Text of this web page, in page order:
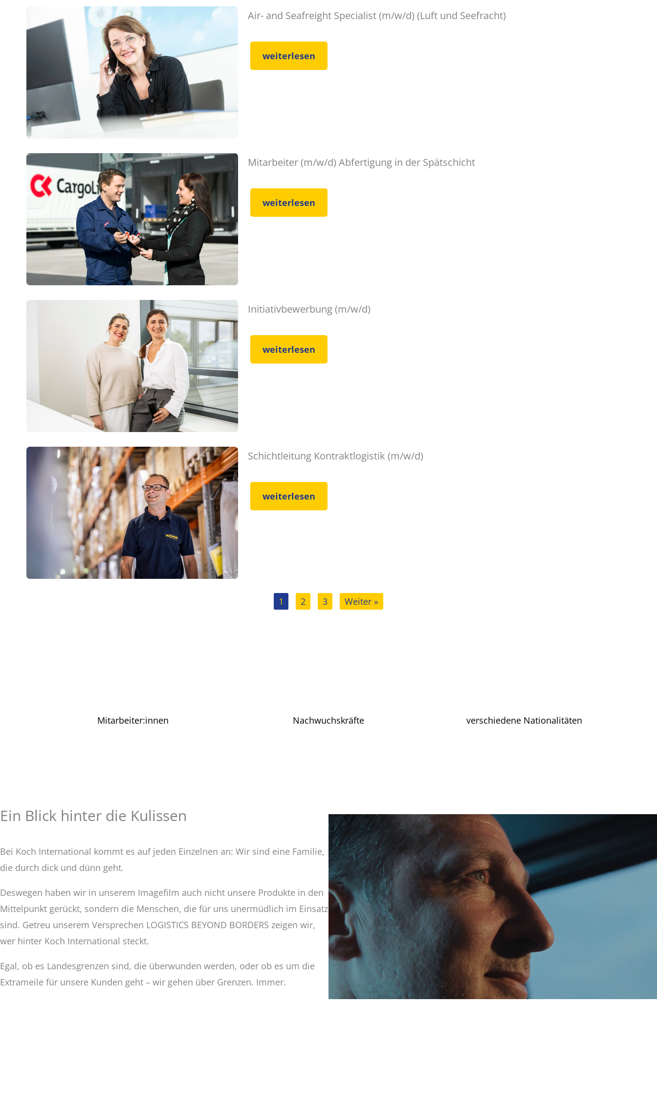
Air- and Seafreight Specialist (m/w/d) (Luft und Seefracht)
weiterlesen
Mitarbeiter (m/w/d) Abfertigung in der Spätschicht
weiterlesen
Initiativbewerbung (m/w/d)
weiterlesen
Schichtleitung Kontraktlogistik (m/w/d)
weiterlesen
1 2 3 Weiter »
Mitarbeiter:innen Nachwuchskräfte verschiedene Nationalitäten
Ein Blick hinter die Kulissen
Bei Koch International kommt es auf jeden Einzelnen an: Wir sind eine Familie,
die durch dick und dünn geht.
Deswegen haben wir in unserem Imagefilm auch nicht unsere Produkte in den
Mittelpunkt gerückt, sondern die Menschen, die für uns unermüdlich im Einsatz
sind. Getreu unserem Versprechen LOGISTICS BEYOND BORDERS zeigen wir,
wer hinter Koch International steckt.
Egal, ob es Landesgrenzen sind, die überwunden werden, oder ob es um die
Extrameile für unsere Kunden geht – wir gehen über Grenzen. Immer.